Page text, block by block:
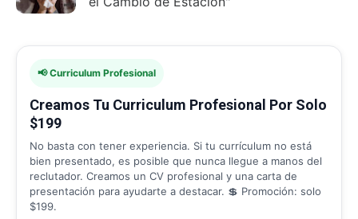
📢 Curriculum Profesional
Creamos Tu Curriculum Profesional Por Solo
$199
No basta con tener experiencia. Si tu currículum no está
bien presentado, es posible que nunca llegue a manos del
reclutador. Creamos un CV profesional y una carta de
presentación para ayudarte a destacar. 💲 Promoción: solo
$199.